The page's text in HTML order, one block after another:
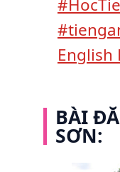
English
BÀI
SƠN: